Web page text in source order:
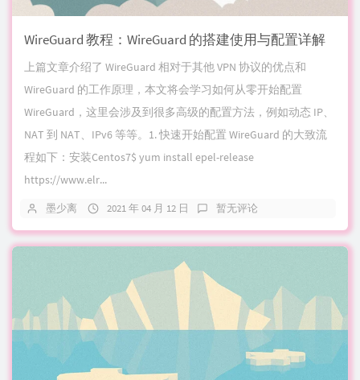
WireGuard 教程：WireGuard 的搭建使用与配置详解
上篇文章介绍了 WireGuard 相对于其他 VPN 协议的优点和
WireGuard 的工作原理，本文将会学习如何从零开始配置
WireGuard，这里会涉及到很多高级的配置方法，例如动态 IP、
NAT 到 NAT、IPv6 等等。1. 快速开始配置 WireGuard 的大致流
程如下：安装Centos7$ yum install epel-release
https://www.elr...
墨少离 2021 年 04 月 12 日 暂无评论